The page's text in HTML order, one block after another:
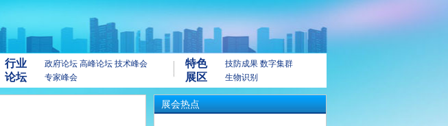
行业
论坛
政府论坛 高峰论坛 技术峰会
专家峰会
特色
展区
技防成果 数字集群
生物识别
展会热点